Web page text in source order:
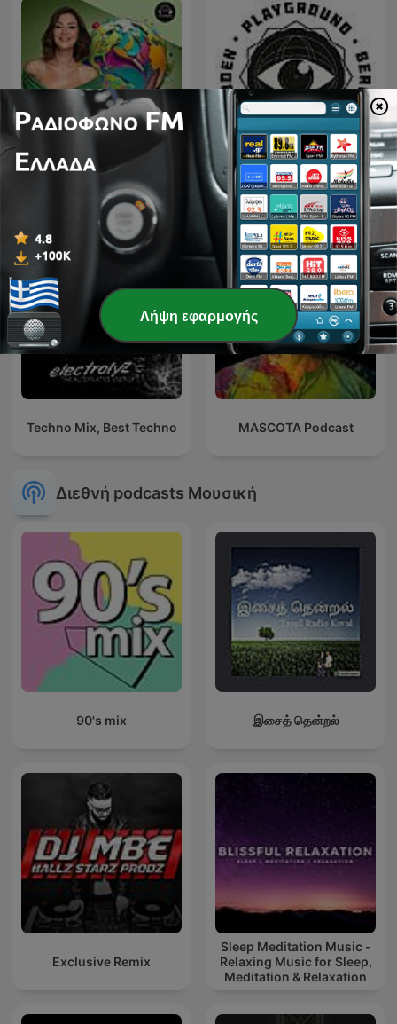
Στον κόσμο της Μαρίας,
με τη Μαρία Γεωργάκαινα
TECHNO TECHNO
TECHNO
Techno Mix, Best Techno MASCOTA Podcast
Διεθνή podcasts Μουσική
90's mix இசைத் தென்றல்
Exclusive Remix
Sleep Meditation Music -
Relaxing Music for Sleep,
Meditation & Relaxation
Λήψη εφαρμογής